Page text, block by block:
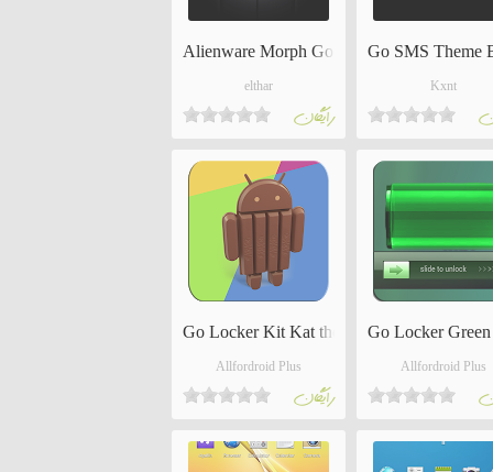
Go SMS Theme
Kxnt
Alienware Morph Go Launcher
elthar
رايگان
Go Locker
Allfordroid Plus
Go Locker Kit Kat theme
Allfordroid Plus
رايگان